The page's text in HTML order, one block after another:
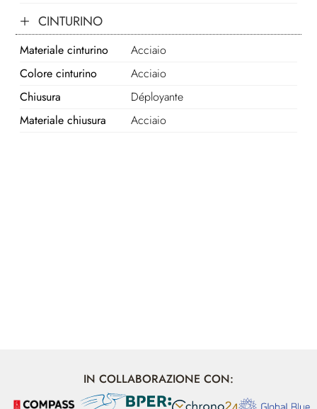
CINTURINO
Materiale cinturino
Acciaio
Colore cinturino
Acciaio
Chiusura
Déployante
Materiale chiusura
Acciaio
IN COLLABORAZIONE CON: